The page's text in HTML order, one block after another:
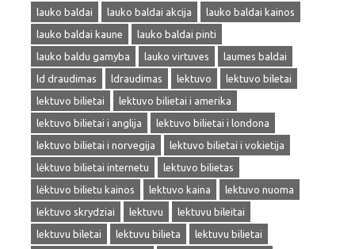
lauko baldai
lauko baldai akcija
lauko baldai kainos
lauko baldai kaune
lauko baldai pinti
lauko baldu gamyba
lauko virtuves
laumes baldai
ld draudimas
ldraudimas lektuvo
lektuvo biletai
lektuvo bilietai
lektuvo bilietai i amerika
lektuvo bilietai i anglija
lektuvo bilietai i londona
lektuvo bilietai i norvegija
lektuvo bilietai i vokietija
lėktuvo bilietai internetu
lektuvo bilietas
lėktuvo bilietu kainos
lektuvo kaina
lektuvo nuoma
lektuvo skrydziai
lektuvu
lektuvu bileitai
lektuvu biletai
lektuvu bilieta
lektuvu bilietai